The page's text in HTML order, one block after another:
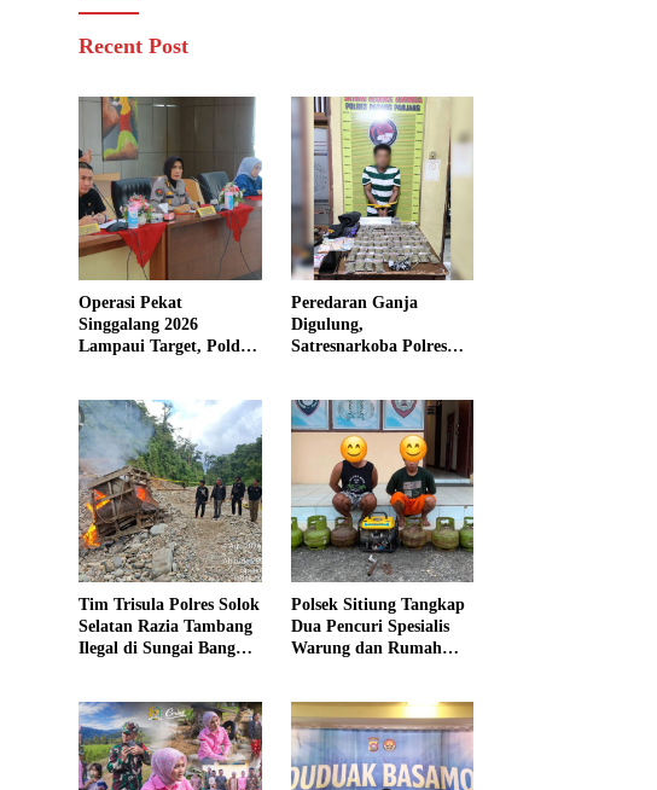
Recent Post
Operasi Pekat
Singgalang 2026
Lampaui Target, Polda
Kriminal
Peredaran Ganja
Digulung,
Satresnarkoba Polres
Siap Edar di Tanah
Datar
Tim Trisula Polres Solok
Selatan Razia Tambang
Ilegal di Sungai Bangko,
Polsek Sitiung Tangkap
Dua Pencuri Spesialis
Warung dan Rumah